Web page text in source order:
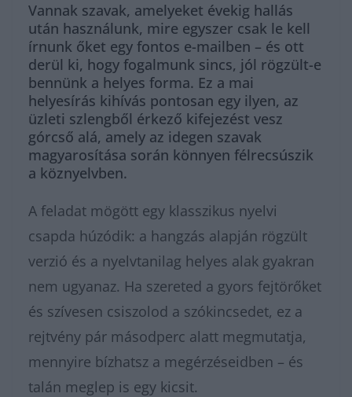
Vannak szavak, amelyeket évekig hallás
után használunk, mire egyszer csak le kell
írnunk őket egy fontos e-mailben – és ott
derül ki, hogy fogalmunk sincs, jól rögzült-e
bennünk a helyes forma. Ez a mai
helyesírás kihívás pontosan egy ilyen, az
üzleti szlengből érkező kifejezést vesz
górcső alá, amely az idegen szavak
magyarosítása során könnyen félrecsúszik
a köznyelvben.
A feladat mögött egy klasszikus nyelvi
csapda húzódik: a hangzás alapján rögzült
verzió és a nyelvtanilag helyes alak gyakran
nem ugyanaz. Ha szereted a gyors fejtörőket
és szívesen csiszolod a szókincsedet, ez a
rejtvény pár másodperc alatt megmutatja,
mennyire bízhatsz a megérzéseidben – és
talán meglep is egy kicsit.